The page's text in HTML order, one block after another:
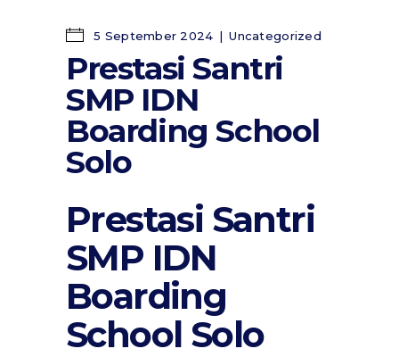
5 September 2024 Uncategorized
Prestasi Santri
SMP IDN
Boarding School
Solo
Prestasi Santri
SMP IDN
Boarding
School Solo